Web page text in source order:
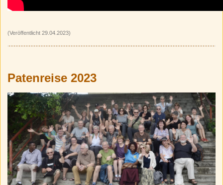
(Veröffentlicht 29.04.2023)
Patenreise 2023